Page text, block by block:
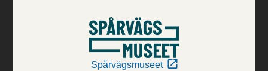
Spårvägsmuseet